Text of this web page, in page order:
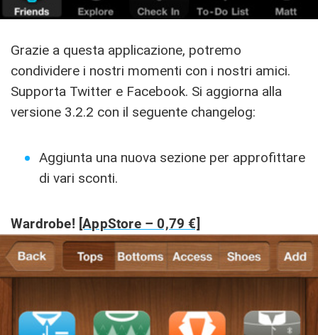
Grazie a questa applicazione, potremo
condividere i nostri momenti con i nostri amici.
Supporta Twitter e Facebook. Si aggiorna alla
versione 3.2.2 con il seguente changelog:
Aggiunta una nuova sezione per approfittare
di vari sconti.
Wardrobe! [AppStore – 0,79 €]